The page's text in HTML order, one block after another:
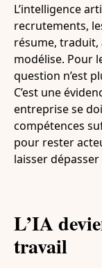
L’intelligence
recrutements,
résume, traduit,
modélise. Pour
question n’est
C’est une
entreprise se
compétences
pour rester
laisser
L’IA
travail